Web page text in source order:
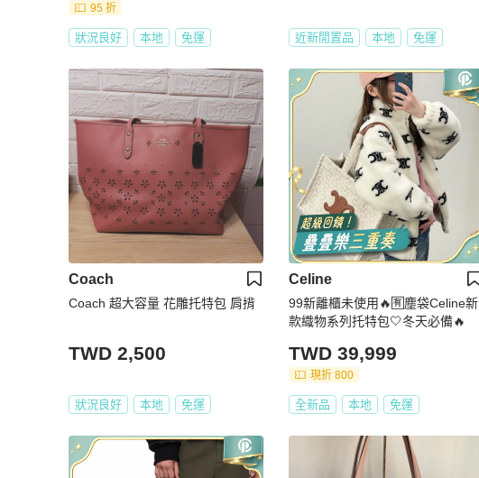
95 折
狀況良好 本地 免運 近新閒置品 本地 免運
Coach
Coach 超大容量 花雕托特包 肩揹
TWD 2,500
狀況良好 本地 免運
Celine
99新離櫃未使用🔥🈶塵袋Celine新
款織物系列托特包🤍冬天必備🔥
TWD 39,999
現折 800
全新品 本地 免運